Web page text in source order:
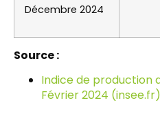
Décembre 2024
Source :
Indice de production
Février 2024 (insee.fr)